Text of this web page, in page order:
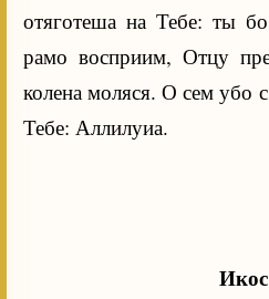
отяготеша на Тебе: ты
рамо восприим, Отцу
колена моляся. О сем
Тебе: Аллилуиа.